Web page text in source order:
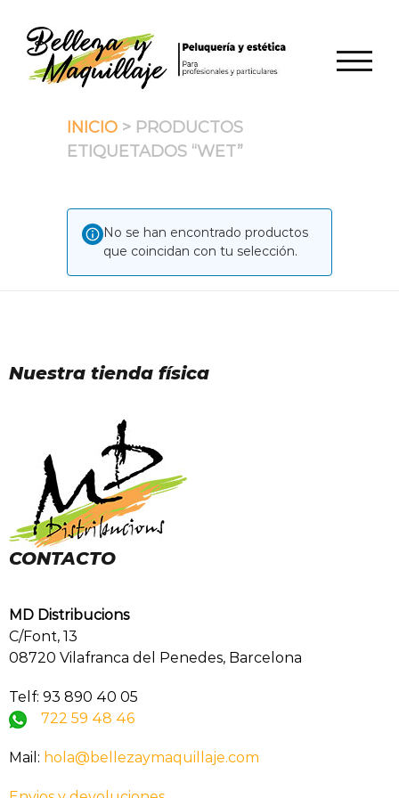
contenido
INICIO > PRODUCTOS
ETIQUETADOS “WET”
No se han encontrado productos
que coincidan con tu selección.
Nuestra tienda física
CONTACTO
MD Distribucions
C/Font, 13
08720 Vilafranca del Penedes, Barcelona
Telf: 93 890 40 05
722 59 48 46
Mail: hola@bellezaymaquillaje.com